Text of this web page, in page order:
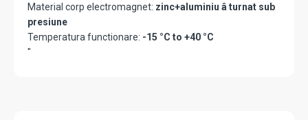
Material corp electromagnet: zinc+aluminiu â turnat sub
presiune
Temperatura functionare: -15 °C to +40 °C
"